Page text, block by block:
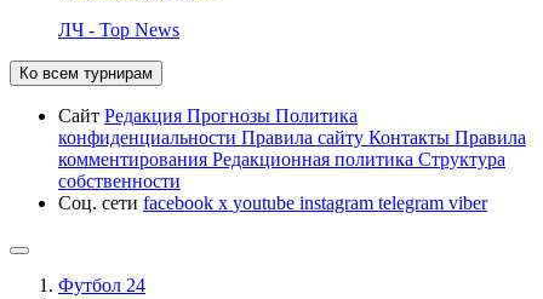
ЛЧ - Top News
Ко всем турнирам
Сайт Редакция Прогнозы Политика
конфиденциальности Правила сайту Контакты Правила
комментирования Редакционная политика Структура
собственности
Соц. сети facebook x youtube instagram telegram viber
Футбол 24